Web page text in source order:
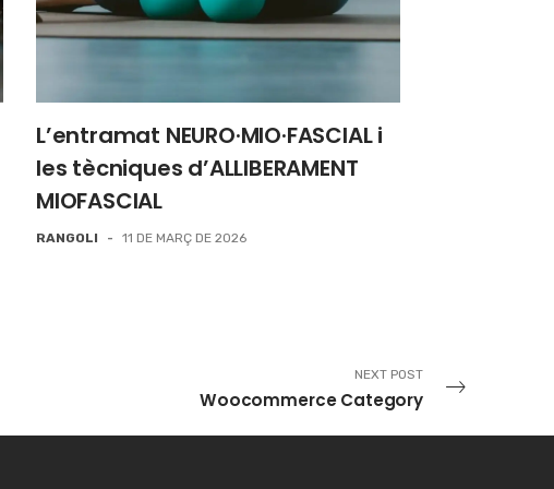
L’entramat NEURO·MIO·FASCIAL i
les tècniques d’ALLIBERAMENT
MIOFASCIAL
RANGOLI - 11 DE MARÇ DE 2026
NEXT POST
Woocommerce Category